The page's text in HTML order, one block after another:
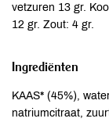
vetzuren 13 gr.
12 gr. Zout: 4 gr.
Ingrediënten
KAAS* (45%),
natriumcitraat,